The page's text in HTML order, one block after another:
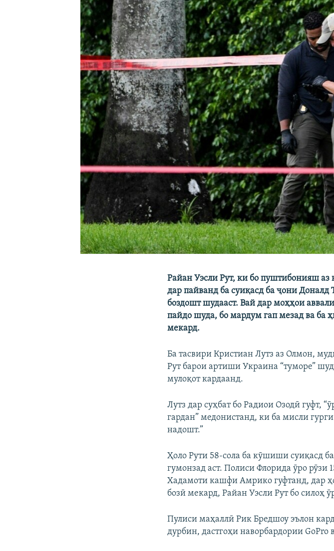
Райан Уэсли Рут, ки бо пуштибонияш
дар пайванд ба суиқасд ба ҷони
боздошт шудааст. Вай дар моҳҳои
пайдо шуда, бо мардум гап мезад ва ба
мекард.
Ба тасвири Кристиан Лутз аз Олмон,
Рут барои артиши Украина “туморе”
мулоқот кардаанд.
Лутз дар суҳбат бо Радиои Озодӣ гуфт,
гардан” медонистанд, ки ба мисли
надошт.”
Ҳоло Рути 58-сола ба кӯшиши суиқасд
гумонзад аст. Полиси Флорида ӯро
Хадамоти кашфи Амрико гуфтанд, дар
бозӣ мекард, Райан Уэсли Рут бо силоҳ
Пулиси маҳаллӣ Рик Бредшоу эълон
дурбин, дастгоҳи наворбардории GoPro